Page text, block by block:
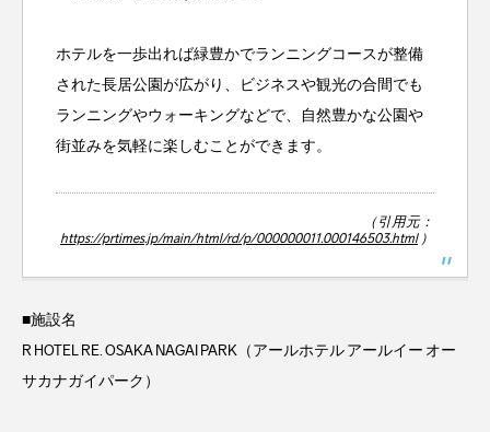
ホテルを一歩出れば緑豊かでランニングコースが整備
された長居公園が広がり、ビジネスや観光の合間でも
ランニングやウォーキングなどで、自然豊かな公園や
街並みを気軽に楽しむことができます。
（引用元：
https://prtimes.jp/main/html/rd/p/000000011.000146503.html）
■施設名
R HOTEL RE. OSAKA NAGAI PARK（アールホテル アールイー オー
サカナガイパーク）